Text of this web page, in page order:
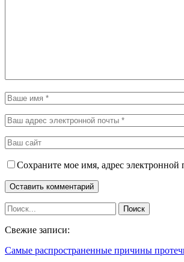
Сохраните мое имя, адрес электронной
Свежие записи:
Самые распространенные причины